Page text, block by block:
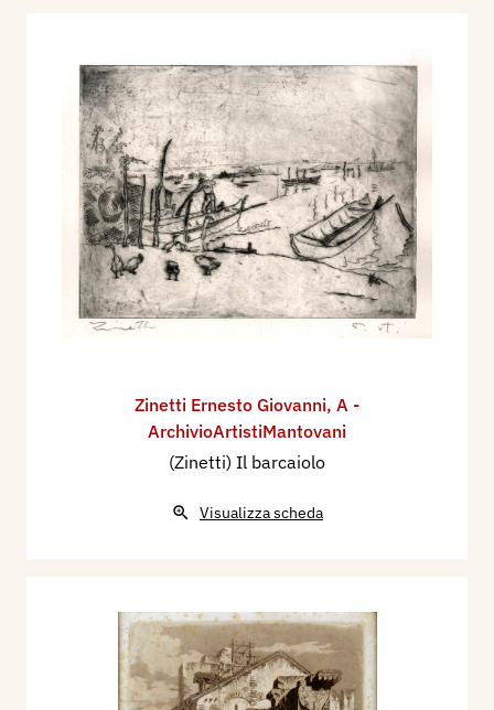
Zinetti Ernesto Giovanni, A -
ArchivioArtistiMantovani
(Zinetti) Il barcaiolo
Visualizza scheda